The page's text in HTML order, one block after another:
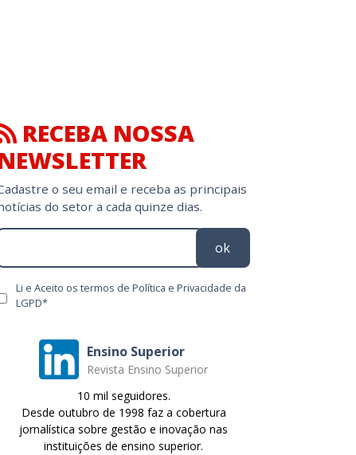
RECEBA NOSSA
o seu email e receba as principais
do setor a cada quinze dias.
ok
Li e Aceito os termos de Política e Privacidade da
LGPD*
Ensino Superior
Revista Ensino Superior
10 mil seguidores.
Desde outubro de 1998 faz a cobertura
jornalística sobre gestão e inovação nas
instituições de ensino superior.